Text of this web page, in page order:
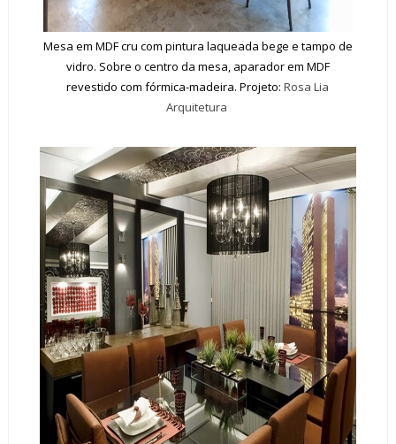
Mesa em MDF cru com pintura laqueada bege e tampo de
vidro. Sobre o centro da mesa, aparador em MDF
revestido com fórmica-madeira. Projeto:Rosa Lia
Arquitetura